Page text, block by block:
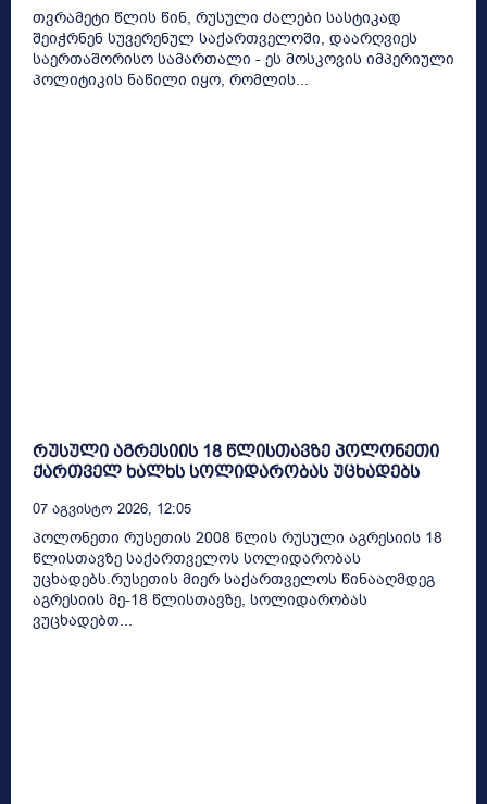
თვრამეტი წლის წინ, რუსული ძალები სასტიკად
შეიჭრნენ სუვერენულ საქართველოში, დაარღვიეს
საერთაშორისო სამართალი - ეს მოსკოვის იმპერიული
პოლიტიკის ნაწილი იყო, რომლის...
რუსული აგრესიის 18 წლისთავზე პოლონეთი
ქართველ ხალხს სოლიდარობას უცხადებს
07 Აგვისტო 2026, 12:05
პოლონეთი რუსეთის 2008 წლის რუსული აგრესიის 18
წლისთავზე საქართველოს სოლიდარობას
უცხადებს.რუსეთის მიერ საქართველოს წინააღმდეგ
აგრესიის მე-18 წლისთავზე, სოლიდარობას
ვუცხადებთ...